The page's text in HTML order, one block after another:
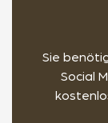
Sie
Social